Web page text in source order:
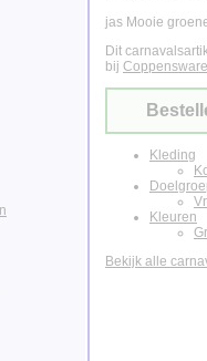
jas Mooie
Dit
bij
Kleding
Kleuren
Bekijk alle